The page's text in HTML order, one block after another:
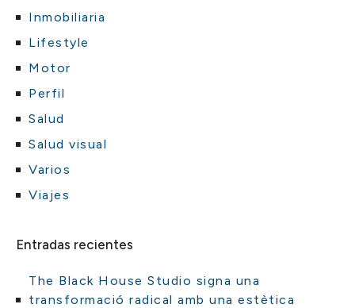
Inmobiliaria
Lifestyle
Motor
Perfil
Salud
Salud visual
Varios
Viajes
Entradas recientes
The Black House Studio signa una
transformació radical amb una estètica